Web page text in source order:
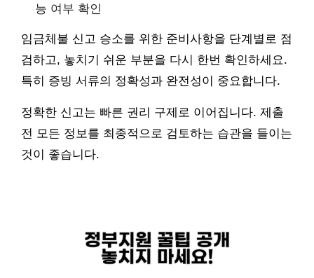
능 여부 확인
임금체불 신고 승소를 위한 준비사항을 단계별로 점
검하고, 놓치기 쉬운 부분을 다시 한번 확인하세요.
특히 증빙 서류의 정확성과 완전성이 중요합니다.
정확한 신고는 빠른 권리 구제로 이어집니다. 제출
전 모든 정보를 최종적으로 검토하는 습관을 들이는
것이 좋습니다.